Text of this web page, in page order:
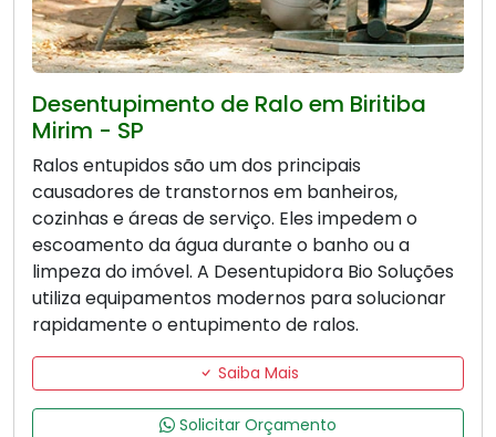
Desentupimento de Ralo em Biritiba
Mirim - SP
Ralos entupidos são um dos principais
causadores de transtornos em banheiros,
cozinhas e áreas de serviço. Eles impedem o
escoamento da água durante o banho ou a
limpeza do imóvel. A Desentupidora Bio Soluções
utiliza equipamentos modernos para solucionar
rapidamente o entupimento de ralos.
Saiba Mais
Solicitar Orçamento